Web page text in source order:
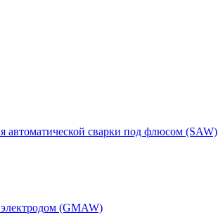
автоматической сварки под флюсом (SAW)
(GMAW)